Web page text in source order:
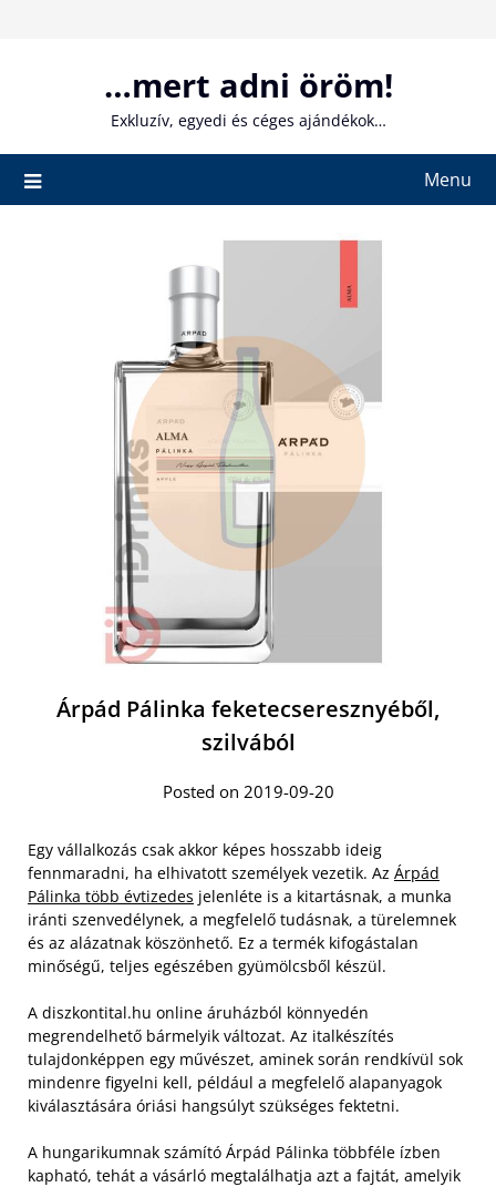
…mert adni öröm!
Exkluzív, egyedi és céges ajándékok…
Menu
Árpád Pálinka feketecseresznyéből,
szilvából
Posted on 2019-09-20
Egy vállalkozás csak akkor képes hosszabb ideig
fennmaradni, ha elhivatott személyek vezetik. Az Árpád
Pálinka több évtizedes jelenléte is a kitartásnak, a munka
iránti szenvedélynek, a megfelelő tudásnak, a türelemnek
és az alázatnak köszönhető. Ez a termék kifogástalan
minőségű, teljes egészében gyümölcsből készül.
A diszkontital.hu online áruházból könnyedén
megrendelhető bármelyik változat. Az italkészítés
tulajdonképpen egy művészet, aminek során rendkívül sok
mindenre figyelni kell, például a megfelelő alapanyagok
kiválasztására óriási hangsúlyt szükséges fektetni.
A hungarikumnak számító Árpád Pálinka többféle ízben
kapható, tehát a vásárló megtalálhatja azt a fajtát, amelyik